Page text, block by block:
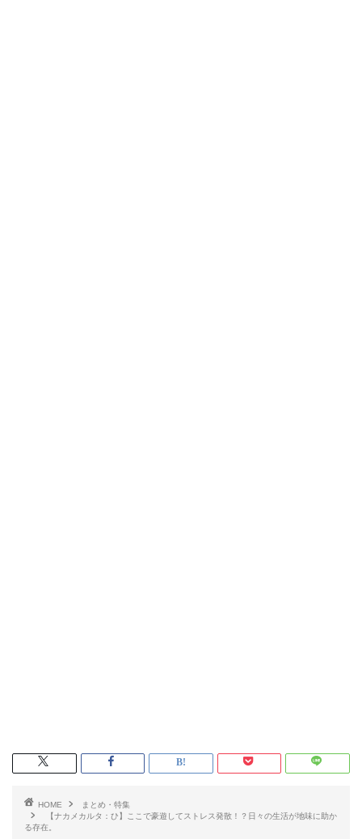
HOME
まとめ・特集
【ナカメカルタ：ひ】ここで豪遊してストレス発散！？日々の生活が地味に助か
る存在。